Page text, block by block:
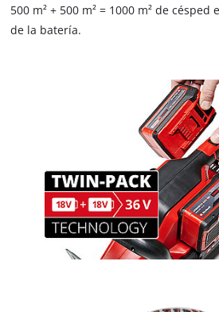
500 m² + 500 m² = 1000 m² de
de la batería.